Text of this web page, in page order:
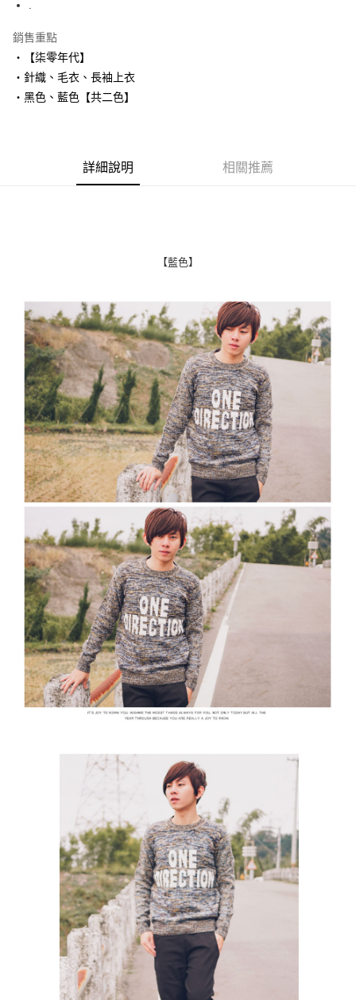
街口支付
悠遊付
Google Pay
AFTEE先享後付是「在收到商品之後才付款」的支付方式。 讓您購物簡單
１．於結帳方式選擇「AFTEE先享後付」後，將跳轉至「AFTEE先享後付」
２．訂單成立數日內，您將收到繳費通知簡訊。
３．收到繳費通知簡訊後14天內，點擊此簡訊中的連結，可透過四大超商／
ATM／網路銀行／等多元方式進行付款，方視為交易完成。
※ 請注意：結帳手續完成當下不需立刻繳費，但若您需要取消訂單，請聯絡
購買商品的店家。未經商家同意取消之訂單仍視為有效，需透過AFTEE先享
後付繳納相關費用。
※ 交易是否成功請以「AFTEE先享後付 」之結帳頁面顯示為準，若有關於
是否繳費成功／繳費後需取消欲退款等相關疑問，請聯繫「AFTEE先享後付
客戶支援中心」https://netprotections.freshdesk.com/support/home
【注意事項】
１．透過由恩沛科技股份有限公司提供之「AFTEE先享後付」服務完成之交
易，需依本服務之必要範圍內提供個人資料，並將交易相關給付款項請求債
權轉讓予恩沛科技股份有限公司。
２．關於個人資料處理事宜，請瀏覽以下網址：
３．未成年的使用者請事先徵得法定代理人或監護人之同意方可使用
「AFTEE先享後付」，若未經同意申辦者引起之損失，本公司不負相關責
任。
４．使用「AFTEE先享後付」時，將依據個別帳號之用戶狀況，依本公司即
時審查核予不同之上限額度；若仍有額度不足之情形，本公司將視審查結果
請求用戶進行身份認證。
５．嚴禁一人註冊多個帳號或使用他人資訊註冊。若發現惡意使用之情形，
恩沛科技股份有限公司將有權停止該用戶之使用額度並採取法律行動。
每筆NT$80，滿NT$1,800(含以上)免運費
每筆NT$80，滿NT$1,800(含以上)免運費
7-11付款取貨
每筆NT$80，滿NT$1,800(含以上)免運費
先付款後7-11取貨
每筆NT$80，滿NT$1,800(含以上)免運費
宅配
每筆NT$120，滿NT$3,000(含以上)免運費
銷售重點
‧【柒零年代】
‧針織、毛衣、長袖上衣
‧黑色、藍色【共二色】
詳細說明 相關推薦
【藍色】